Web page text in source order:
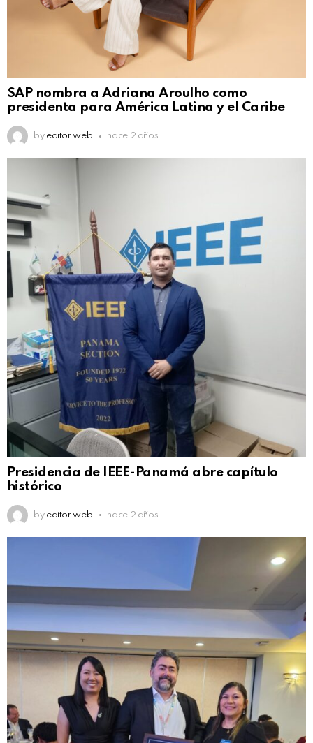
SAP nombra a Adriana Aroulho como
presidenta para América Latina y el Caribe
by editor web hace 2 años
Presidencia de IEEE-Panamá abre capítulo
histórico
by editor web hace 2 años